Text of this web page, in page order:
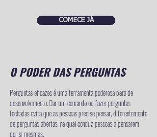
COMECE JÁ
O PODER DAS PERGUNTAS
Perguntas eficazes é uma ferramenta poderosa para de
desenvolvimento. Dar um comando ou fazer perguntas
fechadas evita que as pessoas precise pensar, diferentemente
de perguntas abertas, na qual conduz pessoas a pensarem
por si mesmas.